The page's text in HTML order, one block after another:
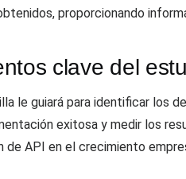
proporcionando
clave del
le guiará para identificar los
exitosa y medir los
de API en el crecimiento